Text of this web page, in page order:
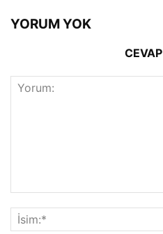
YORUM YOK